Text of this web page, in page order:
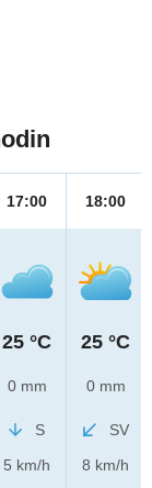
17:00
25 °C
0 mm
S
5 km/h
18:00
25 °C
0 mm
SV
8 km/h